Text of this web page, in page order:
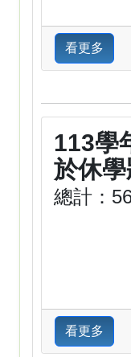
看更多
113學
於休
總計：
看更多